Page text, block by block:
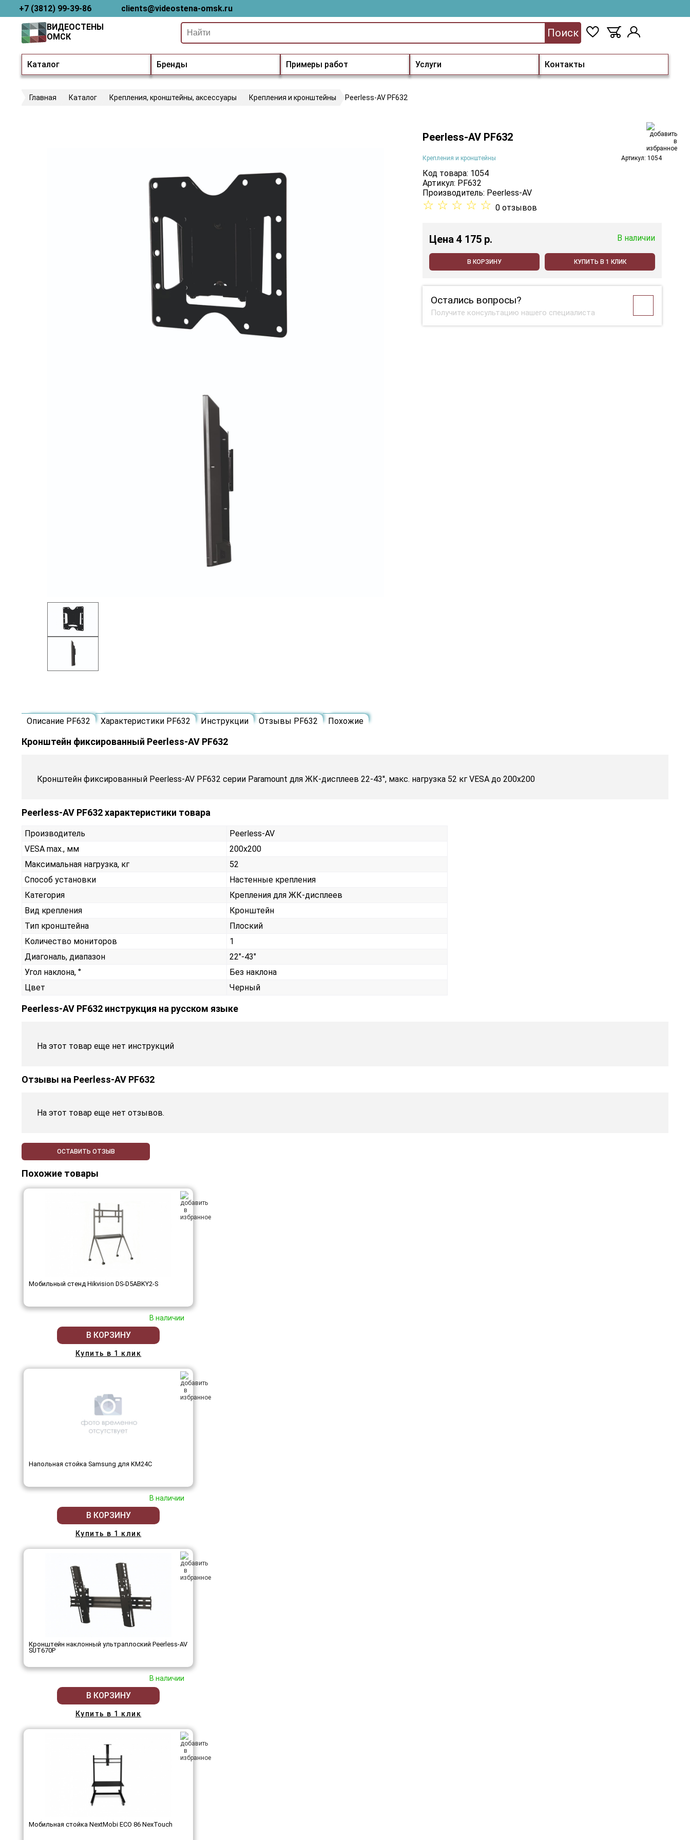
+7 (3812) 99-39-86 clients@videostena-omsk.ru
Каталог Бренды Примеры работ Услуги Контакты
ВИДЕОСТЕНЫ
ОМСК
Поиск
Главная Каталог Крепления, кронштейны, аксессуары Крепления и кронштейны Peerless-AV PF632
Peerless-AV PF632
Крепления и кронштейны Артикул: 1054
Код товара: 1054
Артикул: PF632
Производитель: Peerless-AV
☆ ☆ ☆ ☆ ☆ 0 отзывов
Цена4 175 p. В наличии
В КОРЗИНУ КУПИТЬ В 1 КЛИК
Остались вопросы?
Получите консультацию нашего специалиста
Описание PF632 Характеристики PF632 Инструкции Отзывы PF632 Похожие
Кронштейн фиксированный Peerless-AV PF632
Кронштейн фиксированный Peerless-AV PF632 серии Paramount для ЖК-дисплеев 22-43'', макс. нагрузка 52 кг VESA до 200x200
Peerless-AV PF632 характеристики товара
Производитель
Peerless-AV
VESA max., мм
200x200
Максимальная нагрузка, кг
52
Способ установки
Настенные крепления
Категория
Крепления для ЖК-дисплеев
Вид крепления
Кронштейн
Тип кронштейна
Плоский
Количество мониторов
1
Диагональ, диапазон
22"-43"
Угол наклона, °
Без наклона
Цвет
Черный
Peerless-AV PF632 инструкция на русском языке
На этот товар еще нет инструкций
Отзывы на Peerless-AV PF632
На этот товар еще нет отзывов.
ОСТАВИТЬ ОТЗЫВ
Похожие товары
Мобильный стенд Hikvision DS-D5ABKY2-S
В наличии
В КОРЗИНУ
Купить в 1 клик
Напольная стойка Samsung для KM24C
В наличии
В КОРЗИНУ
Купить в 1 клик
Кронштейн наклонный ультраплоский Peerless-AV
SUT670P
В наличии
В КОРЗИНУ
Купить в 1 клик
Мобильная стойка NextMobi ECO 86 NexTouch